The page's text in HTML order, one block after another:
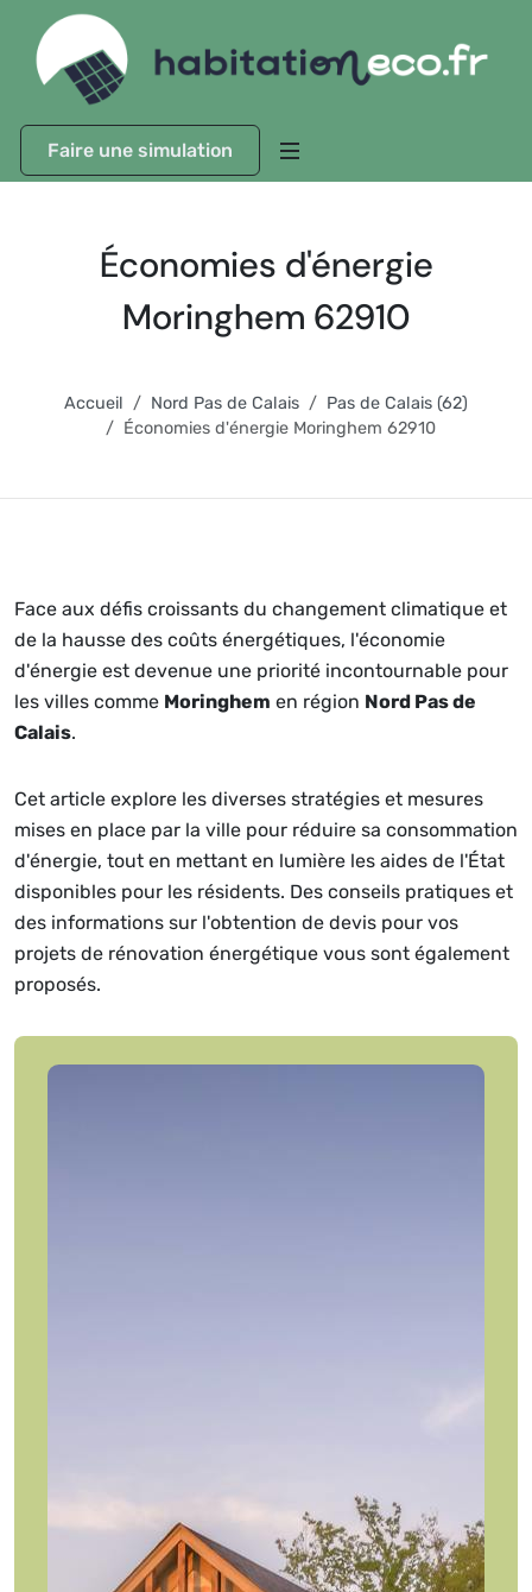
Faire une simulation
Économies d'énergie
Moringhem 62910
Accueil Nord Pas de Calais
Pas de Calais (62)
Économies d'énergie Moringhem 62910
Face aux défis croissants du changement climatique et
de la hausse des coûts énergétiques, l'économie
d'énergie est devenue une priorité incontournable pour
les villes comme Moringhem en région Nord Pas de
Calais.
Cet article explore les diverses stratégies et mesures
mises en place par la ville pour réduire sa consommation
d'énergie, tout en mettant en lumière les aides de l'État
disponibles pour les résidents. Des conseils pratiques et
des informations sur l'obtention de devis pour vos
projets de rénovation énergétique vous sont également
proposés.